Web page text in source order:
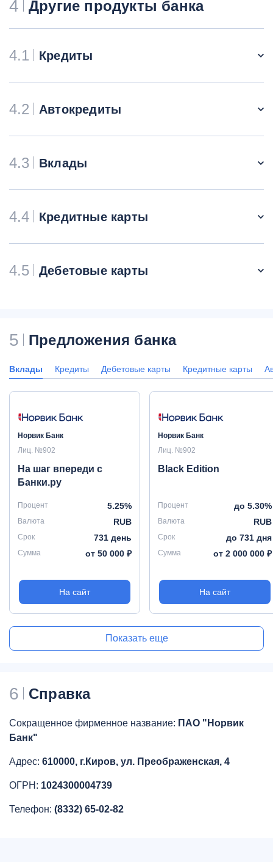
4 Другие продукты банка
4.1 Кредиты
4.2 Автокредиты
4.3 Вклады
4.4 Кредитные карты
4.5 Дебетовые карты
5 Предложения банка
Вклады Кредиты Дебетовые карты Кредитные карты
Норвик Банк
Лиц. №902
На шаг впереди с
Банки.ру
Процент 5.25%
Валюта RUB
Срок 731 день
Сумма от 50 000 ₽
На сайт
Норвик Банк
Лиц. №902
Black Edition
Процент до 5.30%
Валюта RUB
Срок до 731 дня
Сумма от 2 000 000 ₽
На сайт
Показать еще
6 Справка
Сокращенное фирменное название: ПАО "Норвик
Банк"
Адрес: 610000, г.Киров, ул. Преображенская, 4
ОГРН: 1024300004739
Телефон: (8332) 65-02-82